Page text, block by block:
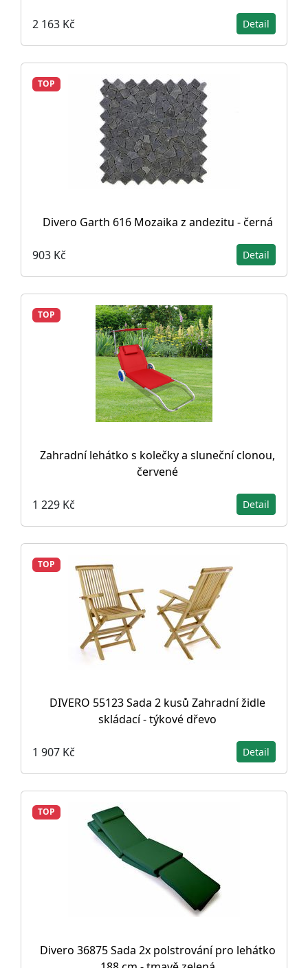
2 163 Kč Detail
TOP
Divero Garth 616 Mozaika z andezitu - černá
903 Kč Detail
TOP
Zahradní lehátko s kolečky a sluneční clonou,
červené
1 229 Kč Detail
TOP
DIVERO 55123 Sada 2 kusů Zahradní židle
skládací - týkové dřevo
1 907 Kč Detail
TOP
Divero 36875 Sada 2x polstrování pro lehátko